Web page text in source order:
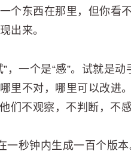
个东西在那里，但你看
出来。
，一个是“感”。试就是
里不对，哪里可以改进
们不观察，不判断，不
一秒钟内生成一百个版